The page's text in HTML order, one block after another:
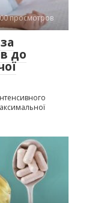
просмотров
до